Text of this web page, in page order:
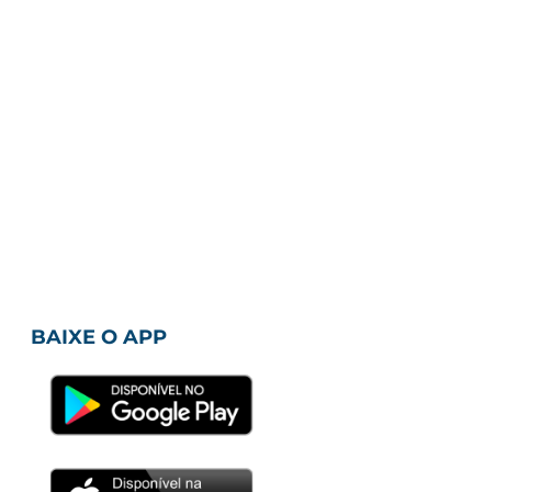
BAIXE O APP